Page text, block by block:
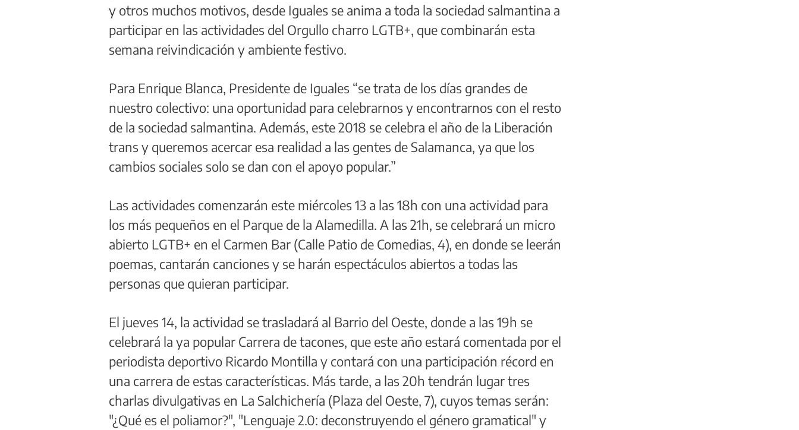
y otros muchos motivos, desde Iguales se anima a toda la sociedad salmantina a
participar en las actividades del Orgullo charro LGTB+, que combinarán esta
semana reivindicación y ambiente festivo.
Para Enrique Blanca, Presidente de Iguales “se trata de los días grandes de
nuestro colectivo: una oportunidad para celebrarnos y encontrarnos con el resto
de la sociedad salmantina. Además, este 2018 se celebra el año de la Liberación
trans y queremos acercar esa realidad a las gentes de Salamanca, ya que los
cambios sociales solo se dan con el apoyo popular.”
Las actividades comenzarán este miércoles 13 a las 18h con una actividad para
los más pequeños en el Parque de la Alamedilla. A las 21h, se celebrará un micro
abierto LGTB+ en el Carmen Bar (Calle Patio de Comedias, 4), en donde se leerán
poemas, cantarán canciones y se harán espectáculos abiertos a todas las
personas que quieran participar.
El jueves 14, la actividad se trasladará al Barrio del Oeste, donde a las 19h se
celebrará la ya popular Carrera de tacones, que este año estará comentada por el
periodista deportivo Ricardo Montilla y contará con una participación récord en
una carrera de estas características. Más tarde, a las 20h tendrán lugar tres
charlas divulgativas en La Salchichería (Plaza del Oeste, 7), cuyos temas serán:
"¿Qué es el poliamor?", "Lenguaje 2.0: deconstruyendo el género gramatical" y